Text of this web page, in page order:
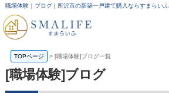
職場体験｜ブログ | 所沢市の新築一戸建て購入ならすまらいふ
TOPページ > [職場体験]ブログ一覧
[職場体験]ブログ